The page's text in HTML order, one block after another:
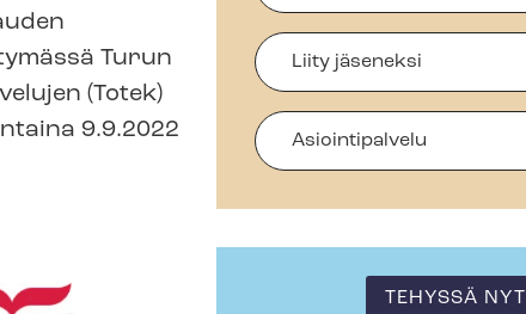
Turun
(Totek)
9.9.2022
Liity jäseneksi
Asiointipalvelu
TEHYSSÄ NYT